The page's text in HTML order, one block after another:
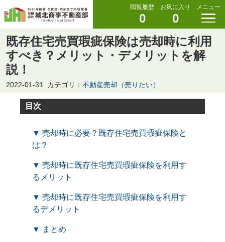
閲覧履歴
0
お気に入り
0
メニュー
既存住宅売買瑕疵保険は売却時に利用
すべき？メリット・デメリットを解
説！
2022-01-31 カテゴリ： 不動産売却（売りたい）
目次
▼ 売却時に必要？既存住宅売買瑕疵保険と
は？
▼ 売却時に既存住宅売買瑕疵保険を利用す
るメリット
▼ 売却時に既存住宅売買瑕疵保険を利用す
るデメリット
▼ まとめ